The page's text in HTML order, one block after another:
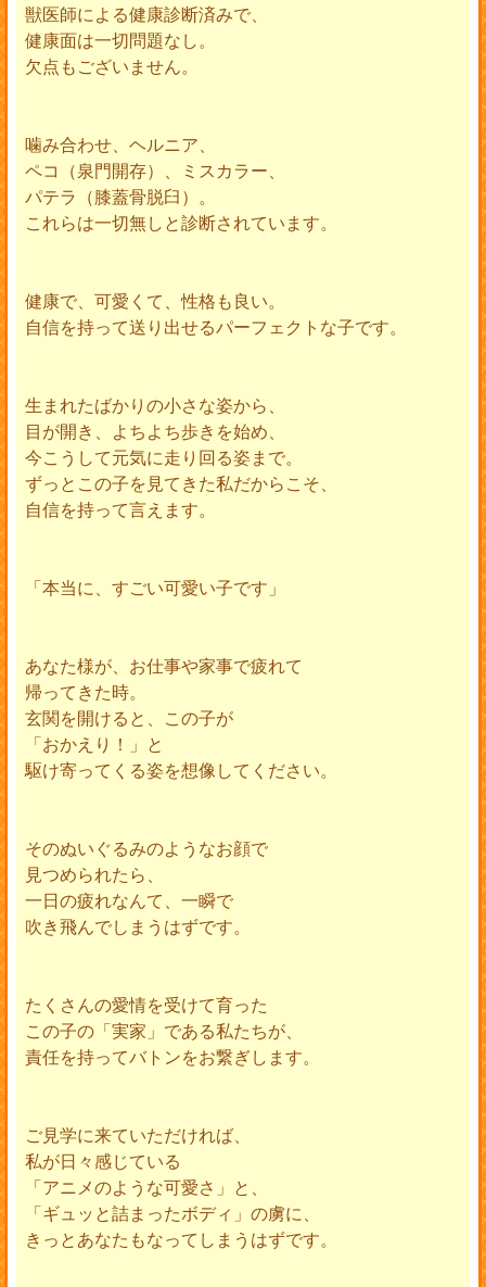
獣医師による健康診断済みで、
健康面は一切問題なし。
欠点もございません。
噛み合わせ、ヘルニア、
ペコ（泉門開存）、ミスカラー、
パテラ（膝蓋骨脱臼）。
これらは一切無しと診断されています。
健康で、可愛くて、性格も良い。
自信を持って送り出せるパーフェクトな子です。
生まれたばかりの小さな姿から、
目が開き、よちよち歩きを始め、
今こうして元気に走り回る姿まで。
ずっとこの子を見てきた私だからこそ、
自信を持って言えます。
「本当に、すごい可愛い子です」
あなた様が、お仕事や家事で疲れて
帰ってきた時。
玄関を開けると、この子が
「おかえり！」と
駆け寄ってくる姿を想像してください。
そのぬいぐるみのようなお顔で
見つめられたら、
一日の疲れなんて、一瞬で
吹き飛んでしまうはずです。
たくさんの愛情を受けて育った
この子の「実家」である私たちが、
責任を持ってバトンをお繋ぎします。
ご見学に来ていただければ、
私が日々感じている
「アニメのような可愛さ」と、
「ギュッと詰まったボディ」の虜に、
きっとあなたもなってしまうはずです。